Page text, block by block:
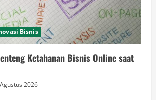
Bisnis
Ketahanan Bisnis Online saat
2026